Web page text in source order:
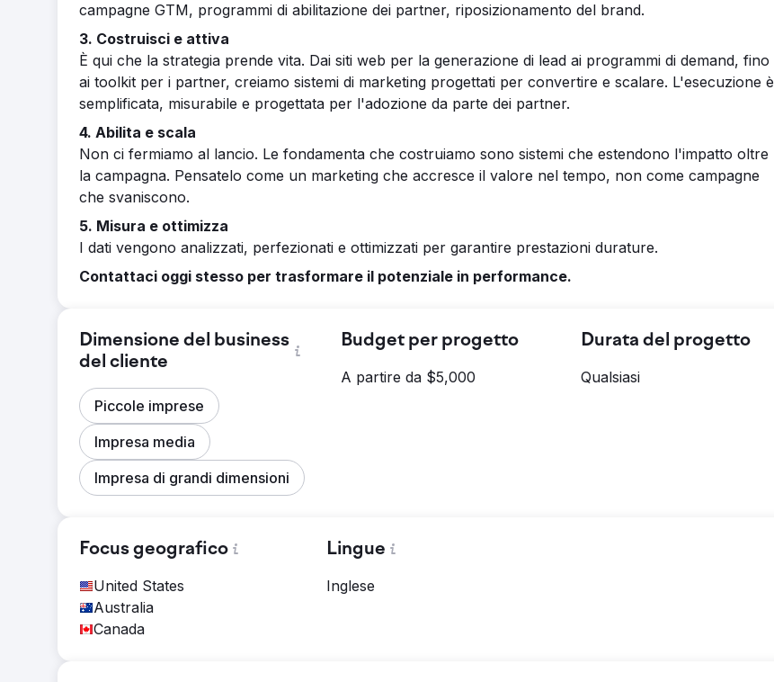
campagne GTM, programmi di abilitazione dei partner, riposizionamento del brand.
3. Costruisci e attiva
È qui che la strategia prende vita. Dai siti web per la generazione di lead ai programmi di demand, fino
ai toolkit per i partner, creiamo sistemi di marketing progettati per convertire e scalare. L'esecuzione è
semplificata, misurabile e progettata per l'adozione da parte dei partner.
4. Abilita e scala
Non ci fermiamo al lancio. Le fondamenta che costruiamo sono sistemi che estendono l'impatto oltre
la campagna. Pensatelo come un marketing che accresce il valore nel tempo, non come campagne
che svaniscono.
5. Misura e ottimizza
I dati vengono analizzati, perfezionati e ottimizzati per garantire prestazioni durature.
Contattaci oggi stesso per trasformare il potenziale in performance.
Dimensione del business
del cliente
Piccole imprese
Impresa media
Impresa di grandi dimensioni
Budget per progetto
A partire da $5,000
Durata del progetto
Qualsiasi
Focus geografico
United States
Australia
Canada
Lingue
Inglese